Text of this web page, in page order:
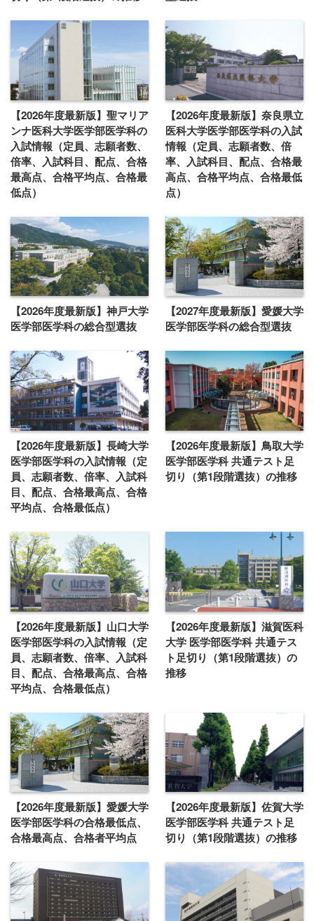
【2026年度最新版】聖マリア
ンナ医科大学医学部医学科の
入試情報（定員、志願者数、
倍率、入試科目、配点、合格
最高点、合格平均点、合格最
低点）
【2026年度最新版】奈良県立
医科大学医学部医学科の入試
情報（定員、志願者数、倍
率、入試科目、配点、合格最
高点、合格平均点、合格最低
点）
【2026年度最新版】神戸大学
医学部医学科の総合型選抜
【2027年度最新版】愛媛大学
医学部医学科の総合型選抜
【2026年度最新版】長崎大学
医学部医学科の入試情報（定
員、志願者数、倍率、入試科
目、配点、合格最高点、合格
平均点、合格最低点）
【2026年度最新版】鳥取大学
医学部医学科 共通テスト足
切り（第1段階選抜）の推移
【2026年度最新版】山口大学
医学部医学科の入試情報（定
員、志願者数、倍率、入試科
目、配点、合格最高点、合格
平均点、合格最低点）
【2026年度最新版】滋賀医科
大学 医学部医学科 共通テス
ト足切り（第1段階選抜）の
推移
【2026年度最新版】愛媛大学
医学部医学科の合格最低点、
合格最高点、合格者平均点
【2026年度最新版】佐賀大学
医学部医学科 共通テスト足
切り（第1段階選抜）の推移